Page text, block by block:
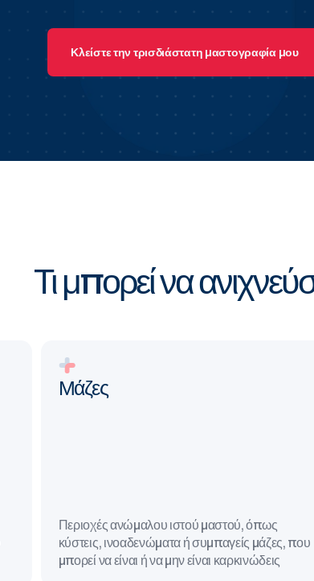
Κλείστε την τρισδιάστατη μαστογραφία μου
Τι μπορεί να
Μάζες
Περιοχές ανώμαλου ιστού μαστού, όπως
κύστεις, ινοαδενώματα ή συμπαγείς μάζες, που
μπορεί να είναι ή να μην είναι καρκινώδεις